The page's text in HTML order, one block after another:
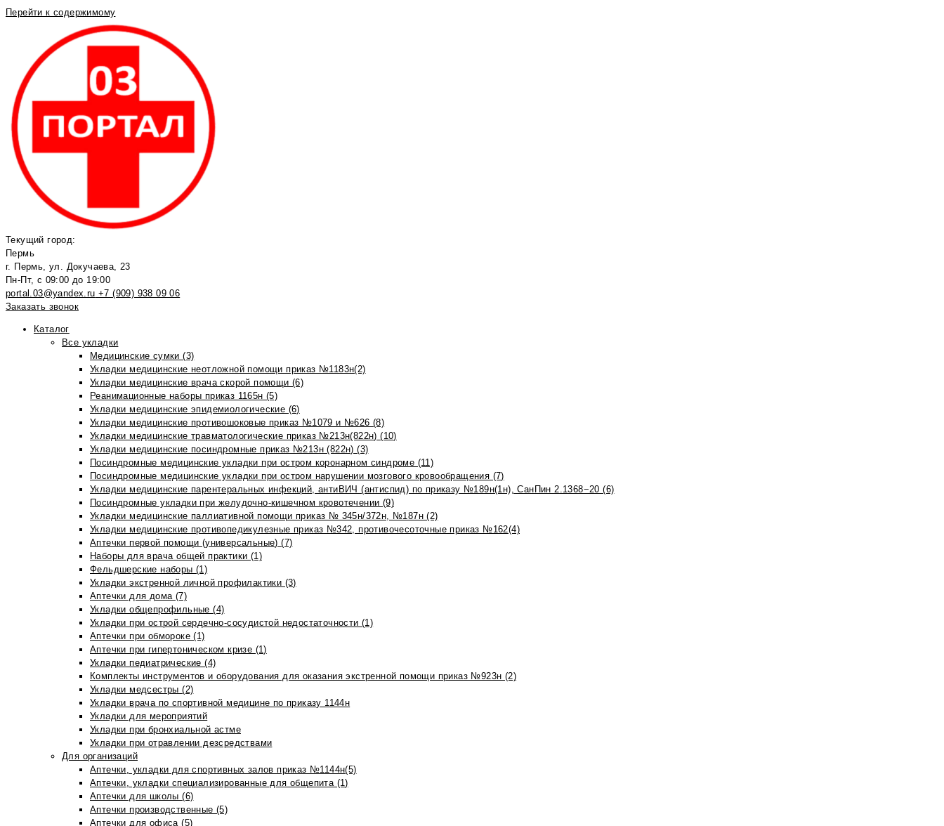
Перейти к содержимому
Текущий город:
Пермь
г. Пермь, ул. Докучаева, 23
Пн-Пт, с 09:00 до 19:00
portal.03@yandex.ru +7 (909) 938 09 06
Заказать звонок
Каталог
Все укладки
Медицинские сумки (3)
Укладки медицинские неотложной помощи приказ №1183н(2)
Укладки медицинские врача скорой помощи (6)
Реанимационные наборы приказ 1165н (5)
Укладки медицинские эпидемиологические (6)
Укладки медицинские противошоковые приказ №1079 и №626 (8)
Укладки медицинские травматологические приказ №213н(822н) (10)
Укладки медицинские посиндромные приказ №213н (822н) (3)
Посиндромные медицинские укладки при остром коронарном синдроме (11)
Посиндромные медицинские укладки при остром нарушении мозгового кровообращения (7)
Укладки медицинские парентеральных инфекций, антиВИЧ (антиспид) по приказу №189н(1н), СанПин 2.1368−20 (6)
Посиндромные укладки при желудочно-кишечном кровотечении (9)
Укладки медицинские паллиативной помощи приказ № 345н/372н, №187н (2)
Укладки медицинские противопедикулезные приказ №342, противочесоточные приказ №162(4)
Аптечки первой помощи (универсальные) (7)
Наборы для врача общей практики (1)
Фельдшерские наборы (1)
Укладки экстренной личной профилактики (3)
Аптечки для дома (7)
Укладки общепрофильные (4)
Укладки при острой сердечно-сосудистой недостаточности (1)
Аптечки при обмороке (1)
Аптечки при гипертоническом кризе (1)
Укладки педиатрические (4)
Комплекты инструментов и оборудования для оказания экстренной помощи приказ №923н (2)
Укладки медсестры (2)
Укладки врача по спортивной медицине по приказу 1144н
Укладки для мероприятий
Укладки при бронхиальной астме
Укладки при отравлении дезсредствами
Для организаций
Аптечки, укладки для спортивных залов приказ №1144н(5)
Аптечки, укладки специализированные для общепита (1)
Аптечки для школы (6)
Аптечки производственные (5)
Аптечки для офиса (5)